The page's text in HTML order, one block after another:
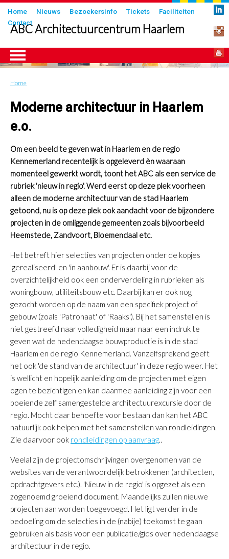
Overslaan
en
naar
inhoud
gaan
Submenu
Home Nieuws Bezoekersinfo Tickets
Faciliteiten
Contact
ABC Architectuurcentrum Haarlem
Kruimelpad
Home
Moderne architectuur in Haarlem
e.o.
Om een beeld te geven wat in Haarlem en de regio
Kennemerland recentelijk is opgeleverd èn waaraan
momenteel gewerkt wordt, toont het ABC als een service de
rubriek 'nieuw in regio'. Werd eerst op deze plek voorheen
alleen de moderne architectuur van de stad Haarlem
getoond, nu is op deze plek ook aandacht voor de bijzondere
projecten in de omliggende gemeenten zoals bijvoorbeeld
Heemstede, Zandvoort, Bloemendaal etc.
Het betreft hier selecties van projecten onder de kopjes
'gerealiseerd' en 'in aanbouw'. Er is daarbij voor de
overzichtelijkheid ook een onderverdeling in rubrieken als
woningbouw, utiliteitsbouw etc. Daarbij kan er ook nog
gezocht worden op de naam van een specifiek project of
gebouw (zoals 'Patronaat' of 'Raaks'). Bij het samenstellen is
niet gestreefd naar volledigheid maar naar een indruk te
geven wat de hedendaagse bouwproductie is in de stad
Haarlem en de regio Kennemerland. Vanzelfsprekend geeft
het ook 'de stand van de architectuur' in deze regio weer. Het
is wellicht en hopelijk aanleiding om de projecten met eigen
ogen te bezichtigen en kan daarmee aanleiding zijn voor een
boeiende zelf samengestelde architectuurexcursie door de
regio. Mocht daar behoefte voor bestaan dan kan het ABC
natuurlijk ook helpen met het samenstellen van rondleidingen.
Zie daarvoor ook rondleidingen op aanvraag
Veelal zijn de projectomschrijvingen overgenomen van de
websites van de verantwoordelijk betrokkenen (architecten,
opdrachtgevers etc.). 'Nieuw in de regio' is opgezet als een
zogenoemd groeiend document. Maandelijks zullen nieuwe
projecten aan worden toegevoegd. Het ligt verder in de
bedoeling om de selecties in de (nabije) toekomst te gaan
gebruiken als basis voor een publicatie/gids over hedendaagse
architectuur in de regio.